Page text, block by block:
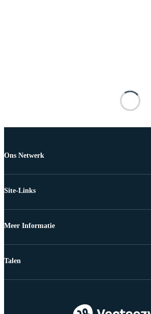
Ons Netwerk
Site-Links
Meer Informatie
Talen